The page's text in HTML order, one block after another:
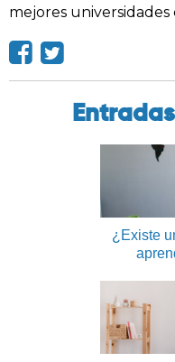
mejores universidades
¿Existe